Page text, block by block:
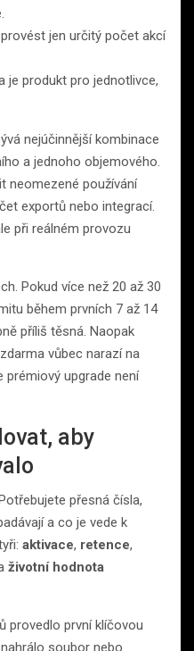
jen určitý počet akcí
je produkt pro jednotlivce,
nejúčinnější kombinace
a jednoho objemového.
neomezené používání
exportů nebo integrací.
při reálném provozu
Pokud více než 20 až 30
během prvních 7 až 14
příliš těsná. Naopak
vůbec narazí na
prémiový upgrade není
aby
přesná čísla,
a co je vede k
aktivace, retence,
životní hodnota
provedlo první klíčovou
soubor nebo